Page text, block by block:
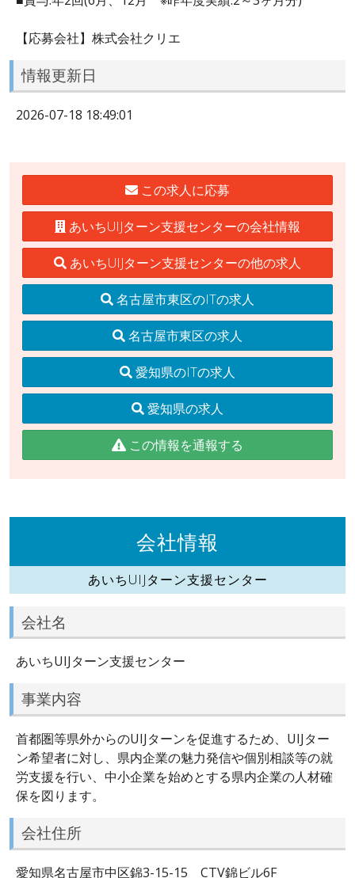
【応募会社】株式会社クリエ
情報更新日
2026-07-18 18:49:01
この求人に応募
あいちUIJターン支援センターの会社情報
あいちUIJターン支援センターの他の求人
名古屋市東区のITの求人
名古屋市東区の求人
愛知県のITの求人
愛知県の求人
この情報を通報する
会社情報
あいちUIJターン支援センター
会社名
あいちUIJターン支援センター
事業内容
首都圏等県外からのUIJターンを促進するため、UIJター
ン希望者に対し、県内企業の魅力発信や個別相談等の就
労支援を行い、中小企業を始めとする県内企業の人材確
保を図ります。
会社住所
愛知県名古屋市中区錦3-15-15 CTV錦ビル6F